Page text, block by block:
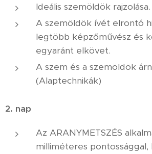
Ideális szemöldök rajzolása.
A szemöldök ívét elrontó
legtöbb képzőművész és
egyaránt elkövet.
A szem és a szemöldök
(Alaptechnikák)
2. nap
Az ARANYMETSZÉS
milliméteres pontossággal,